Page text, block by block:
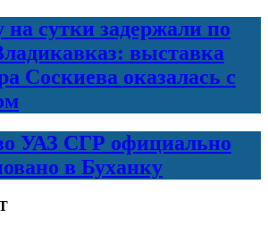
на сутки задержали по
выставка
Соскиева оказалась с
УАЗ СГР официально
в Буханку